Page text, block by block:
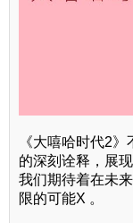
《大嘻哈时代2
的深刻诠释，展
我们期待着在未
限的可能X 。